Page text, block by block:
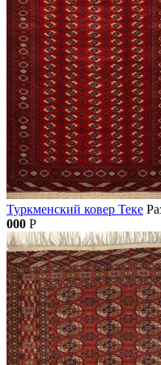
Туркменский ковер Теке
000 Р